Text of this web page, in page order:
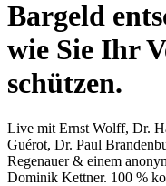
Bargeld
wie Sie Ihr
schützen.
Live mit Ernst Wolff, Dr.
Guérot, Dr. Paul
Regenauer & einem
Dominik Kettner. 100 %